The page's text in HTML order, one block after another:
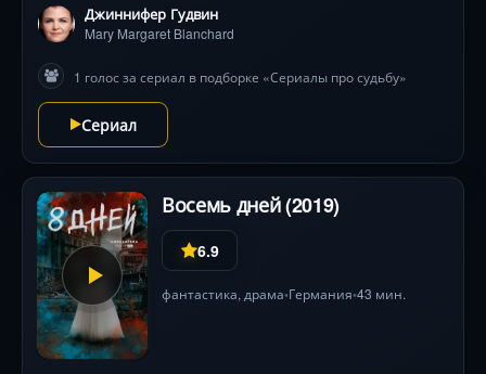
Джиннифер Гудвин
Mary Margaret Blanchard
1 голос за сериал в подборке «Сериалы про судьбу»
Сериал
Восемь дней (2019)
6.9
фантастика,драма•Германия•43 мин.